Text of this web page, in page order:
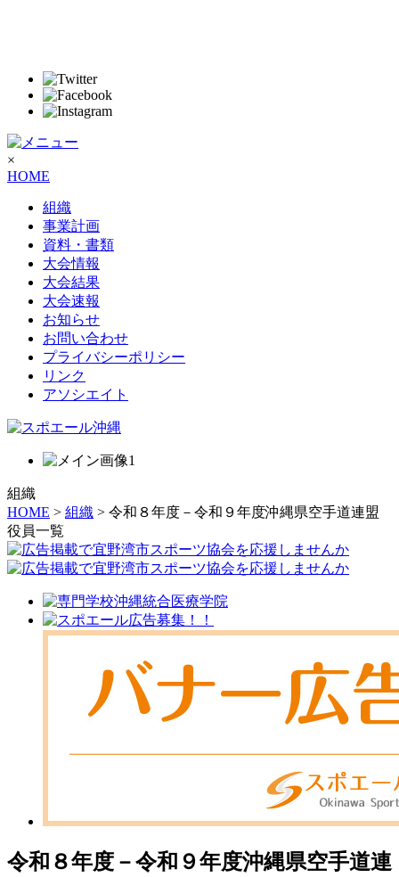
×
HOME
組織
事業計画
資料・書類
大会情報
大会結果
大会速報
お知らせ
お問い合わせ
プライバシーポリシー
リンク
アソシエイト
組織
HOME > 組織 > 令和８年度－令和９年度沖縄県空手道連盟
役員一覧
令和８年度－令和９年度沖縄県空手道連